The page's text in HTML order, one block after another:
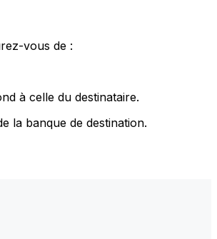
vous de :
à celle du destinataire.
la banque de destination.